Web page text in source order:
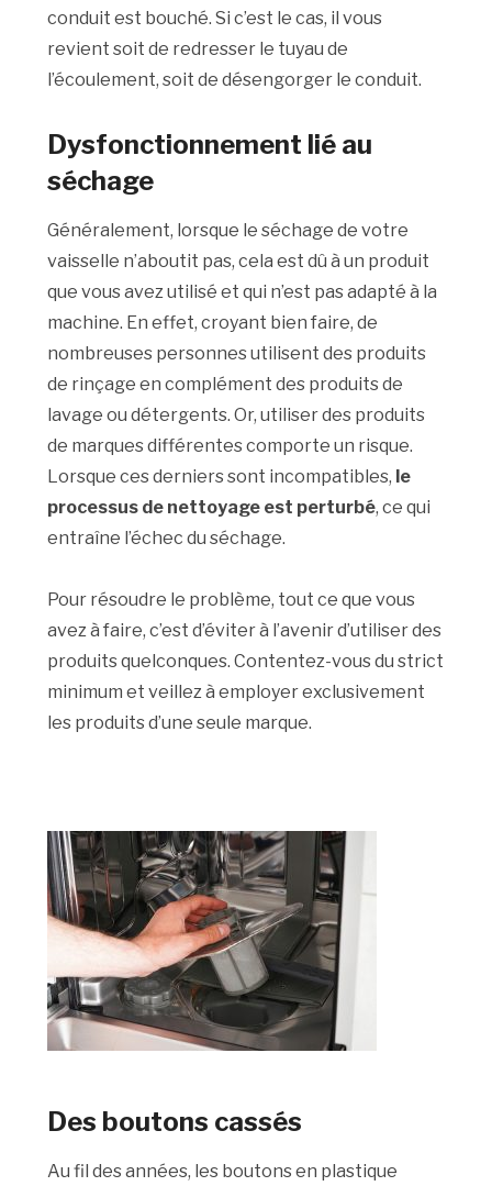
conduit est bouché. Si c’est le cas, il vous
revient soit de redresser le tuyau de
l’écoulement, soit de désengorger le conduit.
Dysfonctionnement lié au
séchage
Généralement, lorsque le séchage de votre
vaisselle n’aboutit pas, cela est dû à un produit
que vous avez utilisé et qui n’est pas adapté à la
machine. En effet, croyant bien faire, de
nombreuses personnes utilisent des produits
de rinçage en complément des produits de
lavage ou détergents. Or, utiliser des produits
de marques différentes comporte un risque.
Lorsque ces derniers sont incompatibles, le
processus de nettoyage est perturbé, ce qui
entraîne l’échec du séchage.
Pour résoudre le problème, tout ce que vous
avez à faire, c’est d’éviter à l’avenir d’utiliser des
produits quelconques. Contentez-vous du strict
minimum et veillez à employer exclusivement
les produits d’une seule marque.
Des boutons cassés
Au fil des années, les boutons en plastique